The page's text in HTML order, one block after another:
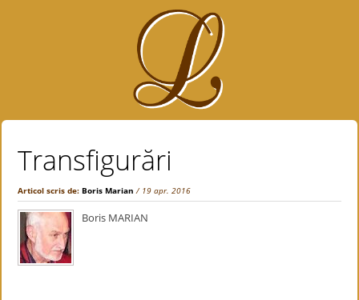
Transfigurări
Articol scris de:Boris Marian / 19 apr. 2016
Boris MARIAN